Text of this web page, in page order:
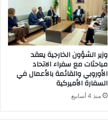
وزير الشؤون الخارجية يعقد
مباحثات مع سفراء الاتحاد
الأوروبي والقائمة بالأعمال في
السفارة الأميركية
منذ 4 أسابيع